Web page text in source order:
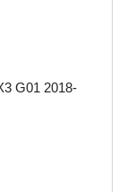
G01 2018-